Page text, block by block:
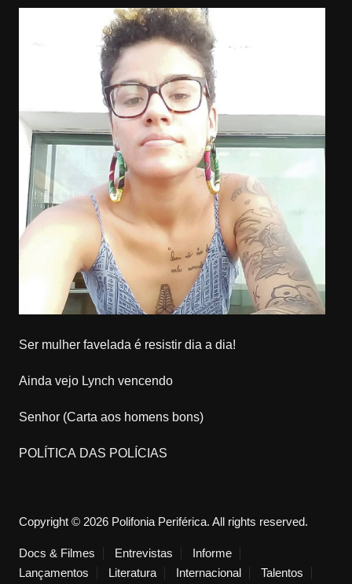
Ser mulher favelada é resistir dia a dia!
Ainda vejo Lynch vencendo
Senhor (Carta aos homens bons)
POLÍTICA DAS POLÍCIAS
Copyright © 2026 Polifonia Periférica. All rights reserved.
Docs & Filmes Entrevistas
Informe
Lançamentos
Literatura Internacional Talentos